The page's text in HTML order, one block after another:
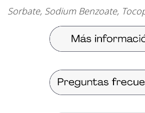
Sorbate, Sodium Benzoate,